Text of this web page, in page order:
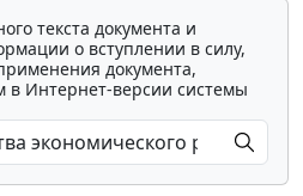
текста документа и
о вступлении в силу,
документа,
в Интернет-версии системы